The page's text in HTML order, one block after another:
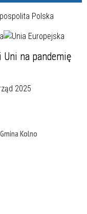
na pandemię
Kolno